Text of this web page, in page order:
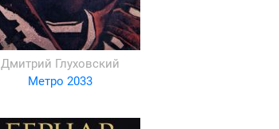
Дмитрий Глуховский
Метро 2033